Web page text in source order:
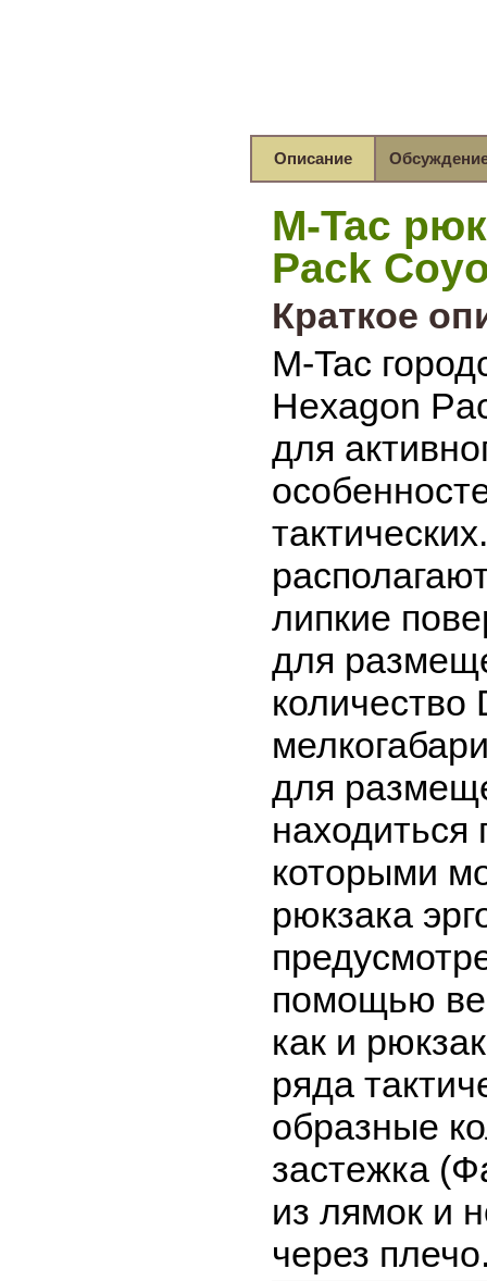
Описание
M-Tac
Pack
Краткое
M-Tac
Hexagon
для
липкие
для
количество
для
которыми
рюкзака
помощью
как и
ряда
образные
застежка
из лямок и
через